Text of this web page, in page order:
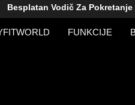
Besplatan Vodič Za Pokretanje
FUNKCIJE